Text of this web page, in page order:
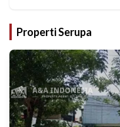
Properti Serupa